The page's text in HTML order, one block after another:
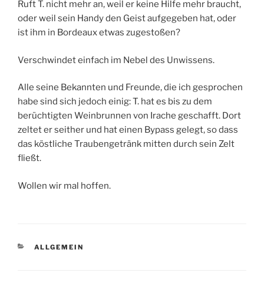
Ruft T. nicht mehr an, weil er keine Hilfe mehr braucht,
oder weil sein Handy den Geist aufgegeben hat, oder
ist ihm in Bordeaux etwas zugestoßen?
Verschwindet einfach im Nebel des Unwissens.
Alle seine Bekannten und Freunde, die ich gesprochen
habe sind sich jedoch einig: T. hat es bis zu dem
berüchtigten Weinbrunnen von Irache geschafft. Dort
zeltet er seither und hat einen Bypass gelegt, so dass
das köstliche Traubengetränk mitten durch sein Zelt
fließt.
Wollen wir mal hoffen.
KATEGORIEN
ALLGEMEIN